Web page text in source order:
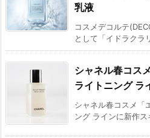
乳液
コスメデコルテ
として「イドラクラ
シャネル春コス
ライトニング ラ
シャネル春コスメ「
ング ラインに新作